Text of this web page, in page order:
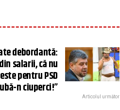
debordantă:
salarii, că nu
pentru PSD
n ciuperci!”
Articolul următor